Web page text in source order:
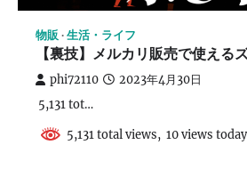
物販 生活・ライフ
【裏技】メルカリ販売で使える
phi72110 2023年4月30日
5,131 tot…
5,131 total views, 10 views today